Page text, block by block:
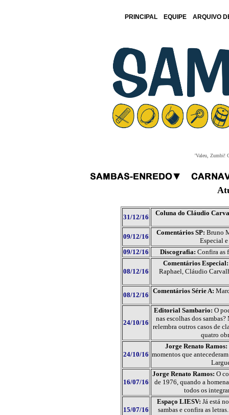
PRINCIPAL EQUIPE ARQUIVO
'Valeu, Zumbi!
31/12/16
Coluna do Cláudio
09/12/16
Comentários SP: Bruno
Especial
09/12/16
Discografia: Confira as
08/12/16
Comentários Especial:
Raphael, Cláudio
08/12/16
Comentários Série A:
24/10/16
Editorial Sambario: O
nas escolhas dos
relembra outros casos de
quatro
24/10/16
Jorge Renato Ramos:
momentos que
16/07/16
Jorge Renato Ramos: O
de 1976, quando a
todos os
15/07/16
Espaço LIESV: Já está
sambas e confira as